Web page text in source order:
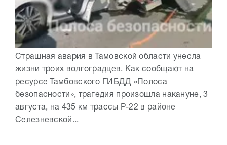
Страшная авария в Тамовской области унесла
жизни троих волгоградцев. Как сообщают на
ресурсе Тамбовского ГИБДД «Полоса
безопасности», трагедия произошла накануне, 3
августа, на 435 км трассы Р-22 в районе
Селезневской...